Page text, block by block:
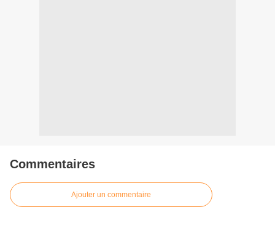
Commentaires
Ajouter un commentaire